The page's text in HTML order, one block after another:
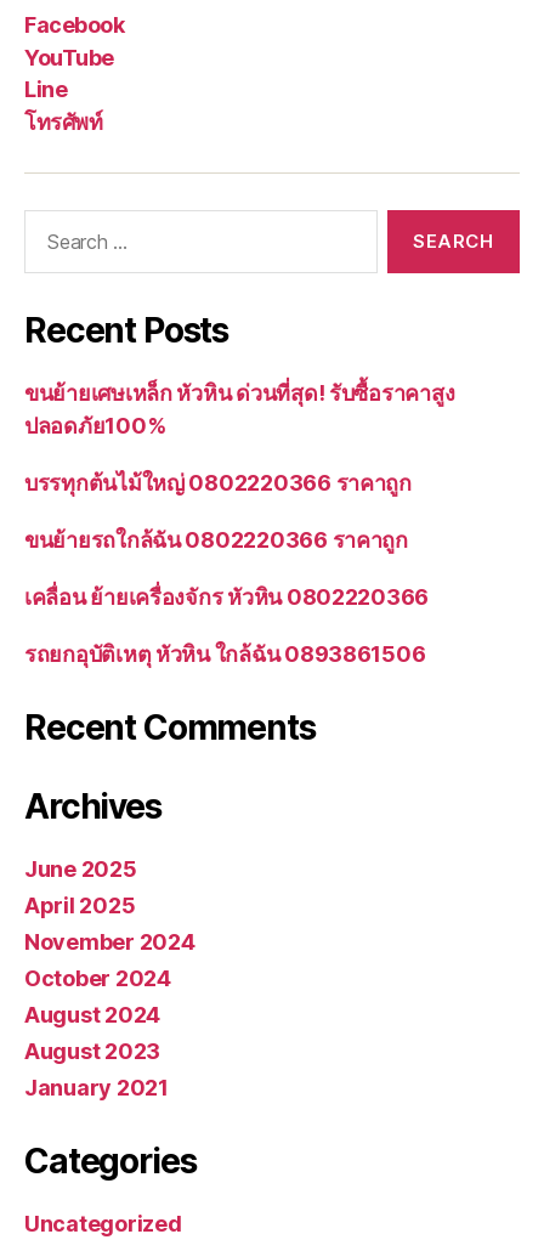
Facebook
YouTube
Line
โทรศัพท์
Recent Posts
ขนย้ายเศษเหล็ก หัวหิน ด่วนที่สุด! รับซื้อราคาสูง
ปลอดภัย100%
บรรทุกต้นไม้ใหญ่ 0802220366 ราคาถูก
ขนย้ายรถใกล้ฉัน 0802220366 ราคาถูก
เคลื่อน ย้ายเครื่องจักร หัวหิน 0802220366
รถยกอุบัติเหตุ หัวหิน ใกล้ฉัน 0893861506
Recent Comments
Archives
June 2025
April 2025
November 2024
October 2024
August 2024
August 2023
January 2021
Categories
Uncategorized